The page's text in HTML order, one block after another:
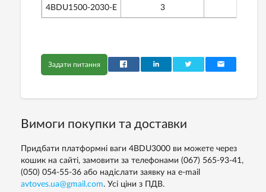
4BDU1500-2030-Е 3
Задати питання
Вимоги покупки та доставки
Придбати платформні ваги 4BDU3000 ви можете через
кошик на сайті, замовити за телефонами (067) 565-93-41,
(050) 054-55-36 або надіслати заявку на e-mail
avtoves.ua@gmail.com. Усі ціни з ПДВ.